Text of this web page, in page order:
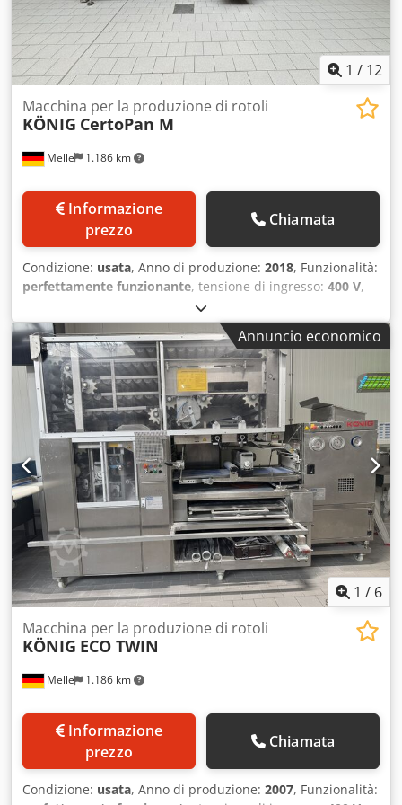
croissant, macchine per baguette, impastatrici,
miscelatori, laminatrici, formatrici per croissant.
Visualizzate tutti i nostri annunci.
1 / 12
Melle 1.186 km
Macchina per la produzione di rotoli
KÖNIG CertoPan M
prezzo
Chiamata
Condizione: usata, Anno di produzione: 2018, Funzionalità:
perfettamente funzionante, tensione di ingresso: 400 V,
trifase
questa linea di produzione usata KÖNIG CertoPan M per la
preparazione di panini, costruita nel 2018. Modello:
CertoPan M Anno di costruzione: 2018 Numero macchina:
32.1.0103 Potenza: 3 kW Tensione nominale: 3x400+N V
Crjdpfx Aeznm Unof Ejf Corrente nominale: 6 A Frequenza:
50 Hz Attualmente, la linea è ancora in uso quotidiano ed è
in perfette condizioni operative. Tutti gli interventi di
assistenza e manutenzione, nonché le riparazioni
necessarie, sono stati e continueranno a essere eseguiti
regolarmente. È possibile organizzare una visita alla linea
in funzione previo accordo. La linea sarà disponibile
presumibilmente a partire dalla primavera del 2027. In
caso di interesse o per eventuali domande, non esitate a
contattarci. Se avete bisogno di ulteriori informazioni o
chiarimenti, scriveteci o telefonateci.
Annuncio economico
1 / 6
Melle 1.186 km
Macchina per la produzione di rotoli
KÖNIG ECO TWIN
prezzo
Chiamata
Condizione: usata, Anno di produzione: 2007, Funzionalità: